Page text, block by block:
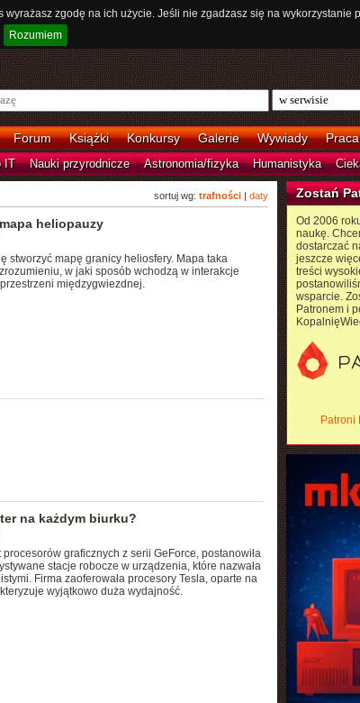
zgodę na ich użycie. Jeśli nie zgadzasz się na
Rozumiem
Forum Książki Konkursy Galerie Wywiady Praca
IT Nauki przyrodnicze Astronomia/fizyka Humanistyka
sortuj wg: trafności| daty
heliopauzy
stworzyć mapę granicy heliosfery. Mapa taka
w jaki sposób wchodzą w interakcje
międzygwiezdnej.
na każdym biurku?
graficznych z serii GeForce, postanowiła
stacje robocze w urządzenia, które nazwała
Firma zaoferowała procesory Tesla, oparte na
wyjątkowo duża wydajność.
Zostań
Od 2006
naukę.
dostarczać
jeszcze
treści
wsparcie.
Patronem i
Patroni